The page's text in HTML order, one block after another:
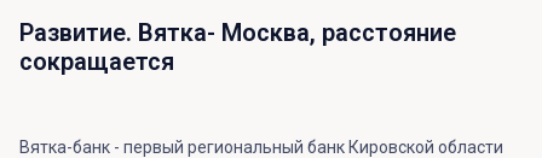
Развитие. Вятка- Москва, расстояние
сокращается
Вятка-банк - первый региональный банк Кировской области